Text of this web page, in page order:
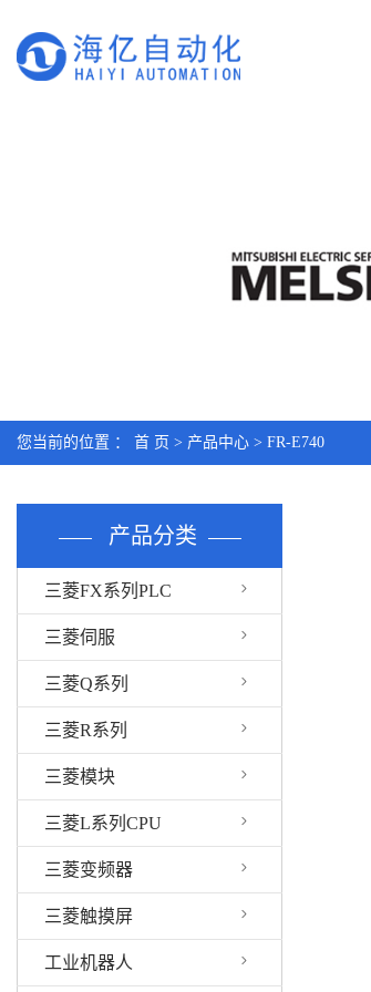
您当前的位置 ： 首 页 > 产品中心 > FR-E740
产品分类
三菱FX系列PLC
三菱伺服
三菱Q系列
三菱R系列
三菱模块
三菱L系列CPU
三菱变频器
三菱触摸屏
工业机器人